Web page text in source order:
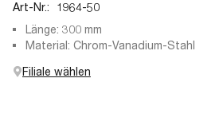
Art-Nr.:
1964-50
Länge: 300 mm
Material: Chrom-Vanadium-Stahl
Filiale wählen